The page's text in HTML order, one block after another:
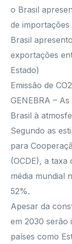
o Brasil
de
Brasil
exportações
Estado)
Emissão de
GENEBRA –
Brasil à
Segundo as
para
(OCDE), a
média mundial
52%.
Apesar da
em 2030 serão
países como